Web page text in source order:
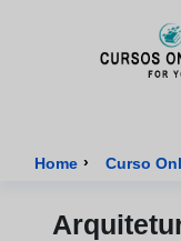
Home › Curso